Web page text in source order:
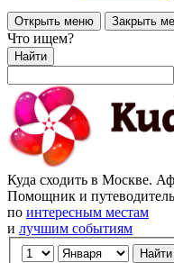
Открыть меню Закрыть
Что ищем?
Найти
Куда сходить в Москве.
Помощник и путеводитель
по интересным местам
и лучшим событиям